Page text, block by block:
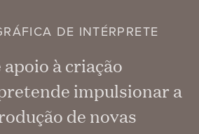
DE INTÉRPRETE
à criação
impulsionar a
de novas